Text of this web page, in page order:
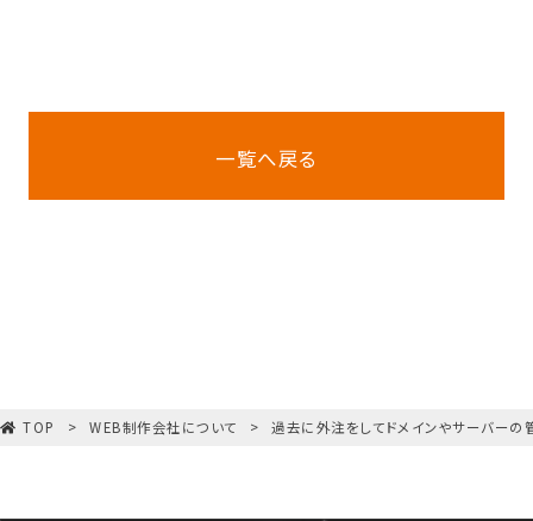
一覧へ戻る
TOP WEB制作会社について 過去に外注をしてドメインやサーバー